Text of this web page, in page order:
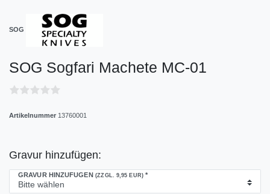
SOG
SOG Sogfari Machete MC-01
Artikelnummer 13760001
Gravur hinzufügen:
GRAVUR HINZUFÜGEN (ZZGL. 9,95 EUR) *